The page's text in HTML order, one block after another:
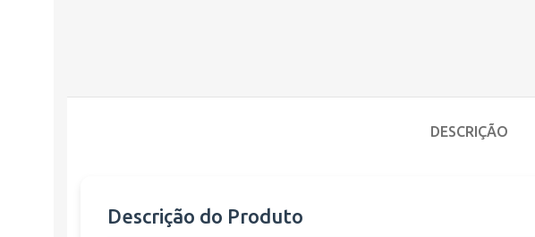
DESCRIÇÃO
Descrição do Produto